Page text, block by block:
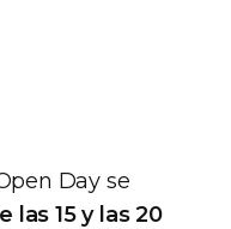
Day se
las 15 y las 20